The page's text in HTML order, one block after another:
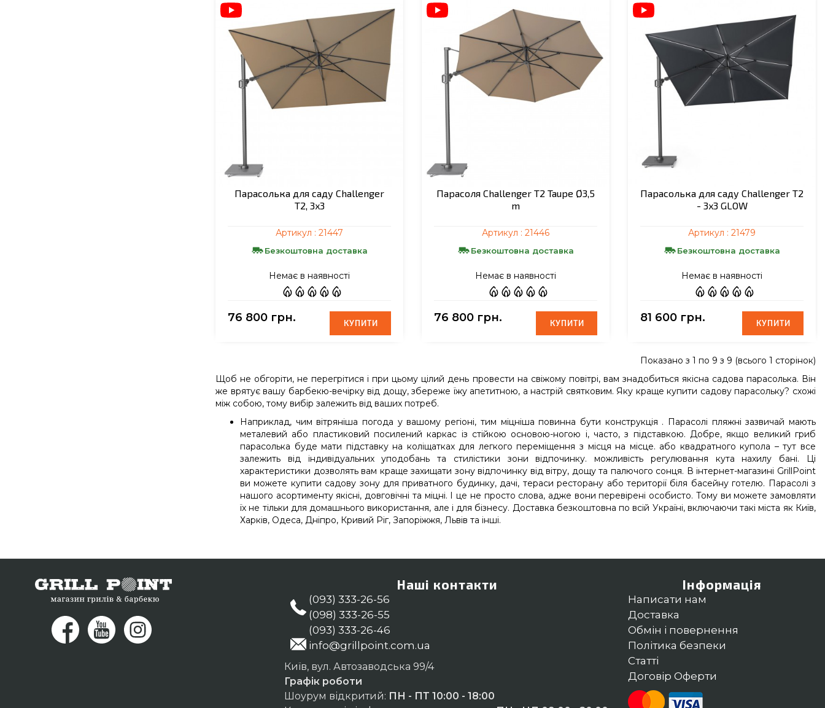
Парасолька для саду Challenger
T2, 3x3
Артикул : 21447
Безкоштовна доставка
Немає в наявності
76 800 грн. КУПИТИ
КУПИТИ
Парасоля Challenger T2 Taupe Ø3,5
m
Артикул : 21446
Безкоштовна доставка
Немає в наявності
76 800 грн. КУПИТИ
КУПИТИ
Парасолька для саду Challenger T2
- 3x3 GLOW
Артикул : 21479
Безкоштовна доставка
Немає в наявності
81 600 грн. КУПИТИ
КУПИТИ
Показано з 1 по 9 з 9 (всього 1 сторінок)
Щоб не обгоріти, не перегрітися і при цьому цілий день провести на свіжому повітрі, вам знадобиться якісна садова парасолька. Він
же врятує вашу барбекю-вечірку від дощу, збереже їжу апетитною, а настрій святковим. Яку краще купити садову парасольку? схожі
між собою, тому вибір залежить від ваших потреб.
Наприклад, чим вітряніша погода у вашому регіоні, тим міцніша повинна бути конструкція . Парасолі пляжні зазвичай мають
металевий або пластиковий посилений каркас із стійкою основою-ногою і, часто, з підставкою. Добре, якщо великий гриб
парасолька буде мати підставку на коліщатках для легкого переміщення з місця на місце. або квадратного купола – тут все
залежить від індивідуальних уподобань та стилістики зони відпочинку. можливість регулювання кута нахилу бані. Ці
характеристики дозволять вам краще захищати зону відпочинку від вітру, дощу та палючого сонця. В інтернет-магазині GrillPoint
ви можете купити садову зону для приватного будинку, дачі, тераси ресторану або території біля басейну готелю. Парасолі з
нашого асортименту якісні, довговічні та міцні. І це не просто слова, адже вони перевірені особисто. Тому ви можете замовляти
їх не тільки для домашнього використання, але і для бізнесу. Доставка безкоштовна по всій Україні, включаючи такі міста як Київ,
Харків, Одеса, Дніпро, Кривий Ріг, Запоріжжя, Львів та інші.
Наші контакти
(093) 333-26-56
(098) 333-26-55
(093) 333-26-46
info@grillpoint.com.ua
Київ, вул. Автозаводська 99/4
Графік роботи
Шоурум відкритий: ПН - ПТ 10:00 - 18:00
Інформація
Написати нам
Доставка
Обмін і повернення
Політика безпеки
Статті
Договір Оферти